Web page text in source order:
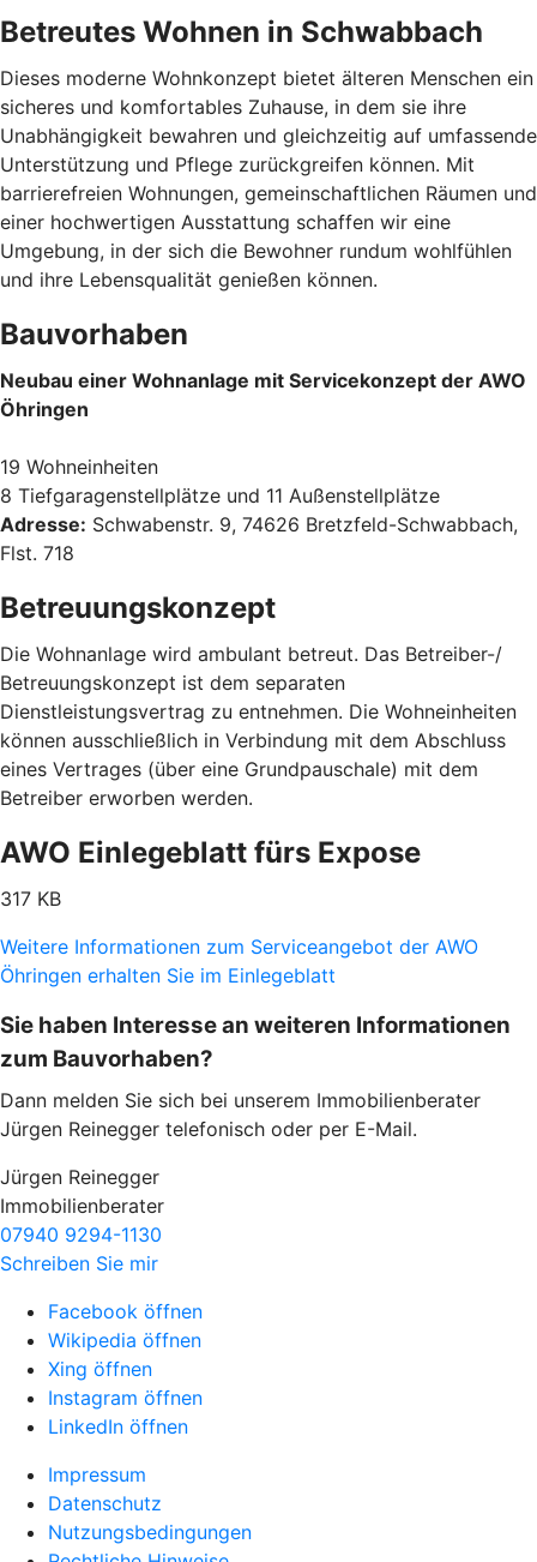
Betreutes Wohnen in Schwabbach
Dieses moderne Wohnkonzept bietet älteren Menschen ein
sicheres und komfortables Zuhause, in dem sie ihre
Unabhängigkeit bewahren und gleichzeitig auf umfassende
Unterstützung und Pflege zurückgreifen können. Mit
barrierefreien Wohnungen, gemeinschaftlichen Räumen und
einer hochwertigen Ausstattung schaffen wir eine
Umgebung, in der sich die Bewohner rundum wohlfühlen
und ihre Lebensqualität genießen können.
Bauvorhaben
Neubau einer Wohnanlage mit Servicekonzept der AWO
Öhringen
19 Wohneinheiten
8 Tiefgaragenstellplätze und 11 Außenstellplätze
Adresse: Schwabenstr. 9, 74626 Bretzfeld-Schwabbach,
Flst. 718
Betreuungskonzept
Die Wohnanlage wird ambulant betreut. Das Betreiber-/
Betreuungskonzept ist dem separaten
Dienstleistungsvertrag zu entnehmen. Die Wohneinheiten
können ausschließlich in Verbindung mit dem Abschluss
eines Vertrages (über eine Grundpauschale) mit dem
Betreiber erworben werden.
AWO Einlegeblatt fürs Expose
317 KB
Weitere Informationen zum Serviceangebot der AWO
Öhringen erhalten Sie im Einlegeblatt
Sie haben Interesse an weiteren Informationen
zum Bauvorhaben?
Dann melden Sie sich bei unserem Immobilienberater
Jürgen Reinegger telefonisch oder per E-Mail.
Jürgen Reinegger
Immobilienberater
07940 9294-1130
Schreiben Sie mir
Facebook öffnen
Wikipedia öffnen
Xing öffnen
Instagram öffnen
LinkedIn öffnen
Impressum
Datenschutz
Nutzungsbedingungen